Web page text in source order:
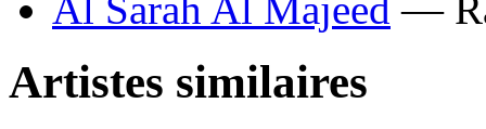
Artistes similaires